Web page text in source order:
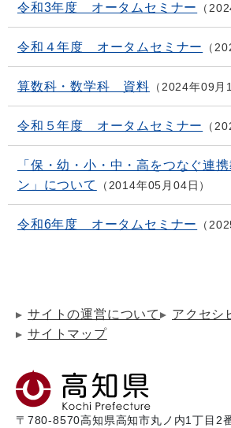
令和3年度 オータムセミナー
令和４年度 オータムセミナー
算数科・数学科 資料 2024年09月
令和５年度 オータムセミナー
「保・幼・小・中・高をつなぐ連
ン」について
2014年05月04日
令和6年度 オータムセミナー
サイトの運営について
アクセシ
サイトマップ
〒780-8570高知県高知市丸ノ内1丁目2